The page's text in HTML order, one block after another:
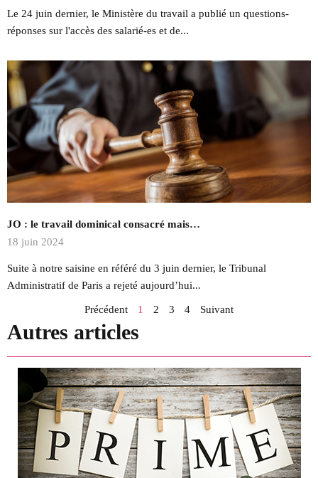
Le 24 juin dernier, le Ministère du travail a publié un questions-
réponses sur l'accès des salarié-es et de...
JO : le travail dominical consacré mais…
18 juin 2024
Suite à notre saisine en référé du 3 juin dernier, le Tribunal
Administratif de Paris a rejeté aujourd’hui...
Précédent 1 2 3 4 Suivant
Autres articles